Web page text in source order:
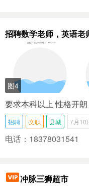
招聘数学老师，英语老
图4
要求本科以上 性格开
招聘 文职 县城 7月10
电话：18378031541
冲脉三狮超市